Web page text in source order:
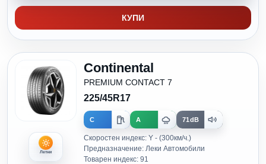
КУПИ
Летни
Continental
PREMIUM CONTACT 7
225/45R17
C A 71dB
Скоростен индекс: Y - (300км/ч.)
Предназначение: Леки Автомобили
Товарен индекс: 91